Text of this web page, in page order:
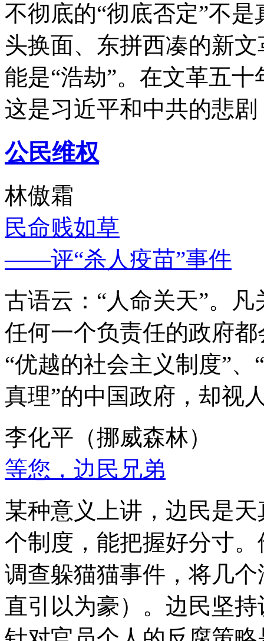
不彻底的“彻底否定”不
头换面、东拼西凑的新
能是“浩劫”。在文革五
这是习近平和中共的悲
公民维权
林傲霜
民命贱如草
——评“杀人疫苗”事件
古语云：“人命关天”。
任何一个负责任的政府
“优越的社会主义制度”
真理”的中国政府，却视
李化平（挪威森林）
等您，边民兄弟
某种意义上讲，边民是
个制度，能把握好分寸
调查躲猫猫事件，将几
直引以为豪）。边民坚